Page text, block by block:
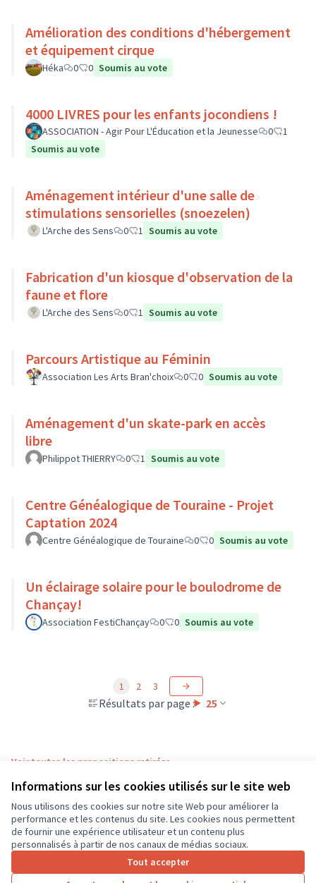
Informations sur les cookies utilisés sur le site web
Nous utilisons des cookies sur notre site Web pour améliorer la
performance et les contenus du site. Les cookies nous permettent
de fournir une expérience utilisateur et un contenu plus
personnalisés à partir de nos canaux de médias sociaux.
Tout accepter
Amélioration des conditions d'hébergement
et équipement cirque
Héka 0 0 Soumis au vote
4000 LIVRES pour les enfants jocondiens !
ASSOCIATION - Agir Pour L'Éducation et la Jeunesse 0
1
Soumis au vote
Aménagement intérieur d'une salle de
stimulations sensorielles (snoezelen)
L'Arche des Sens 0 1 Soumis au vote
Fabrication d'un kiosque d'observation de la
faune et flore
L'Arche des Sens 0 1 Soumis au vote
Parcours Artistique au Féminin
Association Les Arts Bran'choix 0 0 Soumis au vote
Aménagement d'un skate-park en accès
libre
Philippot THIERRY 0 1 Soumis au vote
Centre Généalogique de Touraine - Projet
Captation 2024
Centre Généalogique de Touraine 0 0 Soumis au vote
Un éclairage solaire pour le boulodrome de
Chançay!
Association FestiChançay 0 0 Soumis au vote
Résultats par page : 25
1 2 3
Voir toutes les propositions retirées
Conditions d'utilisation
Paramètres des cookies
CD37 sur X
(Lien externe)
CD37 sur Facebook
CD37 sur Instagram
CD37 sur YouTube
(Lien externe)